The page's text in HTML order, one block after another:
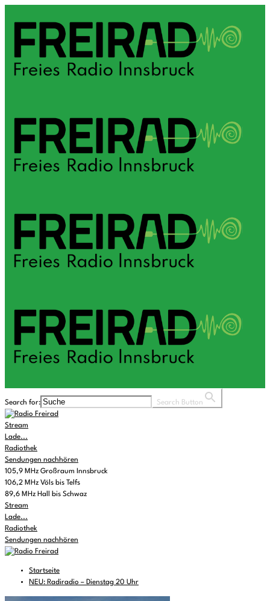
Search for: Search Button
Stream
Lade...
Radiothek
Sendungen nachhören
105,9 MHz Großraum Innsbruck
106,2 MHz Völs bis Telfs
89,6 MHz Hall bis Schwaz
Stream
Lade...
Radiothek
Sendungen nachhören
Startseite
NEU: Radiradio – Dienstag 20 Uhr